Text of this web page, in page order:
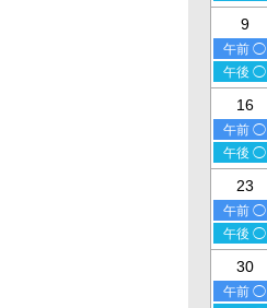
9
午前 ◯
午後 ◯
16
午前 ◯
午後 ◯
23
午前 ◯
午後 ◯
30
午前 ◯